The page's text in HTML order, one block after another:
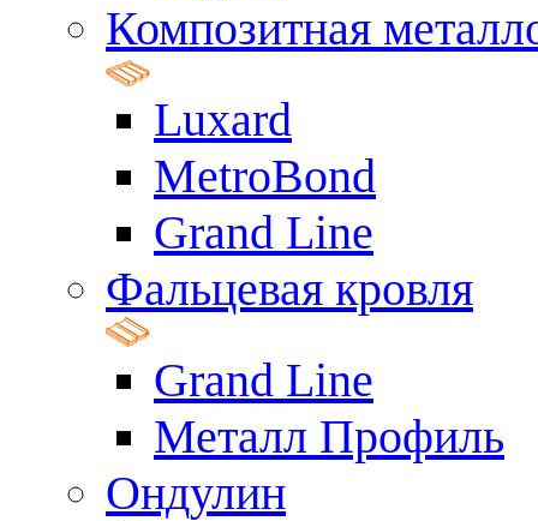
Композитная
Luxard
MetroBond
Grand Line
Фальцевая кровля
Grand Line
Металл Профиль
Ондулин